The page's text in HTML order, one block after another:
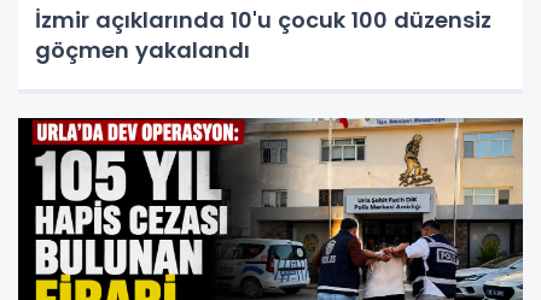
İzmir açıklarında 10'u çocuk 100 düzensiz
göçmen yakalandı